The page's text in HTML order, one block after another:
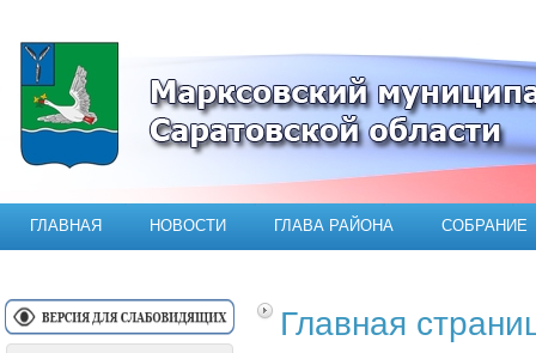
Официальный сайт Марксовского
ГЛАВНАЯ НОВОСТИ ГЛАВА РАЙОНА СОБРАНИЕ
Главная